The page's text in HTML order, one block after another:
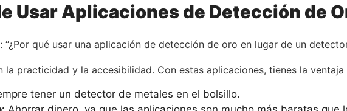
Usar Aplicaciones de Detección de
“¿Por qué usar una aplicación de detección de oro en lugar de un
la practicidad y la accesibilidad. Con estas aplicaciones, tienes la ventaja
tener un detector de metales en el bolsillo.